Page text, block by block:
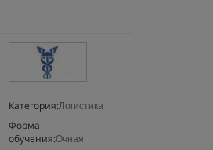
Категория:Логистика
Форма
обучения:Очная